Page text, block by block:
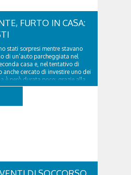
FURTO IN CASA:
stati sorpresi mentre stavano
di un’auto parcheggiata nel
casa e, nel tentativo di
anche cercato di investire uno dei
è però durata poco: grazie alla
al 112 e all’intervento...